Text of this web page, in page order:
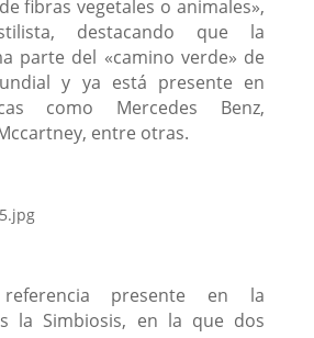
fibras vegetales o animales»,
destacando que la
parte del «camino verde» de
y ya está presente en
como Mercedes Benz,
entre otras.
presente en la
la Simbiosis, en la que dos